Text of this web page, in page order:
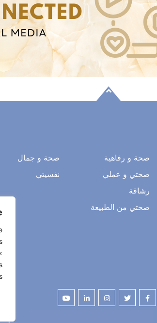
صحة و رفاهية
صحتي و عملي
رشاقة
صحتي من الطبيعة
صحة و جمال
نفسيتي